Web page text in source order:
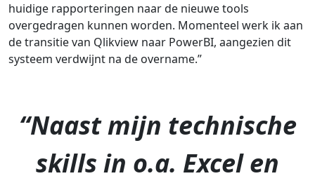
huidige rapporteringen naar de nieuwe tools
overgedragen kunnen worden. Momenteel werk ik aan
de transitie van Qlikview naar PowerBI, aangezien dit
systeem verdwijnt na de overname.”
“Naast mijn technische
skills in o.a. Excel en